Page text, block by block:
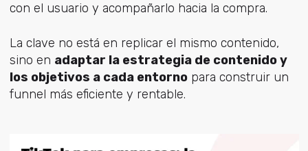
con el usuario y acompañarlo hacia la compra.
La clave no está en replicar el mismo contenido,
sino en adaptar la estrategia de contenido y
los objetivos a cada entornopara construir un
funnel más eficiente y rentable.